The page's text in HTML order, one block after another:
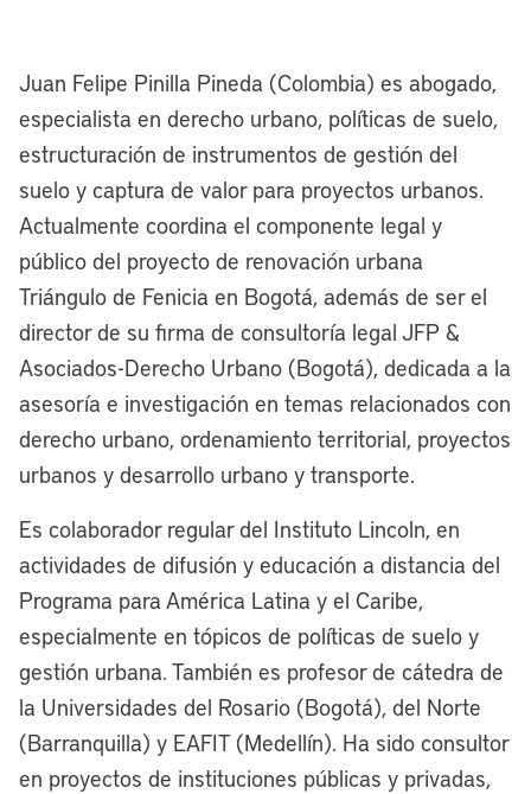
Juan Felipe Pinilla Pineda (Colombia) es abogado,
especialista en derecho urbano, políticas de suelo,
estructuración de instrumentos de gestión del
suelo y captura de valor para proyectos urbanos.
Actualmente coordina el componente legal y
público del proyecto de renovación urbana
Triángulo de Fenicia en Bogotá, además de ser el
director de su firma de consultoría legal JFP &
Asociados-Derecho Urbano (Bogotá), dedicada a la
asesoría e investigación en temas relacionados con
derecho urbano, ordenamiento territorial, proyectos
urbanos y desarrollo urbano y transporte.
Es colaborador regular del Instituto Lincoln, en
actividades de difusión y educación a distancia del
Programa para América Latina y el Caribe,
especialmente en tópicos de políticas de suelo y
gestión urbana. También es profesor de cátedra de
la Universidades del Rosario (Bogotá), del Norte
(Barranquilla) y EAFIT (Medellín). Ha sido consultor
en proyectos de instituciones públicas y privadas,